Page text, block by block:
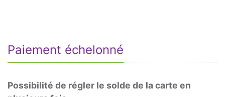
Paiement échelonné
Possibilité de régler le solde de la carte en